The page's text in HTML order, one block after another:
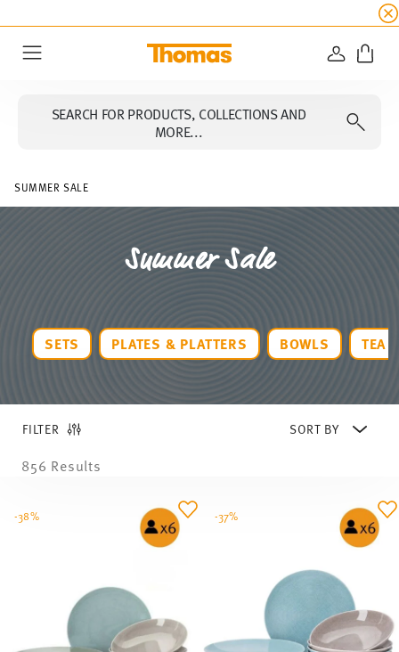
all
LOGIN
SEARCH FOR PRODUCTS, COLLECTIONS AND
MORE...
SUMMER SALE
Summer Sale
SETS PLATES & PLATTERS BOWLS TEA
FILTER
856 Results
-38% -37%